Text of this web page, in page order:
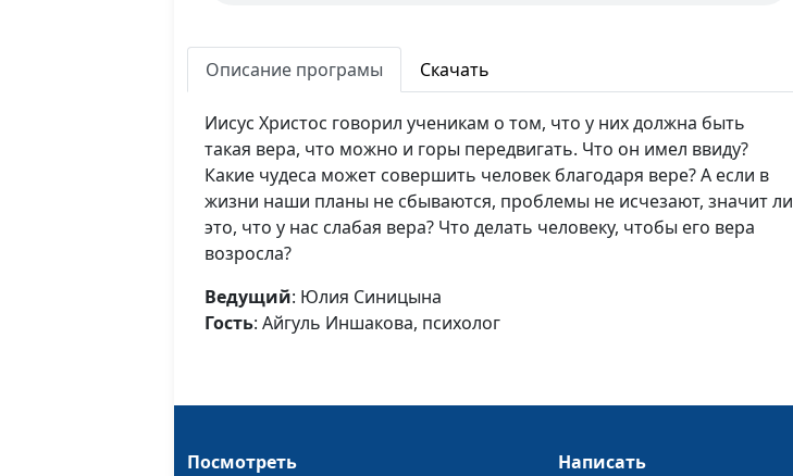
Описание програмы Скачать
Иисус Христос говорил ученикам о том, что у них должна быть
такая вера, что можно и горы передвигать. Что он имел ввиду?
Какие чудеса может совершить человек благодаря вере? А если в
жизни наши планы не сбываются, проблемы не исчезают, значит ли
это, что у нас слабая вера? Что делать человеку, чтобы его вера
возросла?
Ведущий: Юлия Синицына
Гость: Айгуль Иншакова, психолог
Посмотреть Написать